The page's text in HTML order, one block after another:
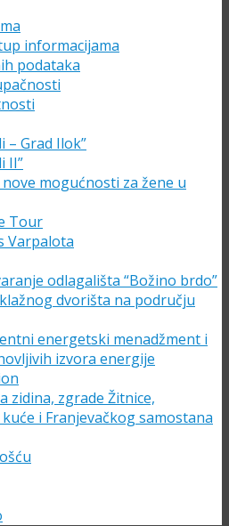
informacijama
podataka
– Grad Ilok”
II”
mogućnosti za žene u
Tour
Varpalota
odlagališta “Božino brdo”
dvorišta na području
energetski menadžment i
izvora energije
zidina, zgrade Žitnice,
i Franjevačkog samostana